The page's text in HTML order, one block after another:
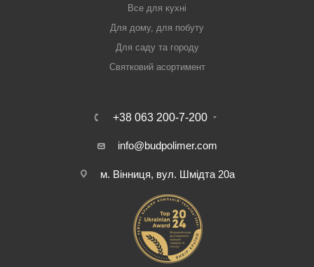
Все для кухні
Для дому, для побуту
Для саду та городу
Святковий асортимент
+38 063 200-7-200
info@budpolimer.com
м. Вінниця, вул. Шмідта 20а